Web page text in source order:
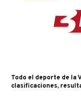
Todo el deporte de la
clasificaciones,